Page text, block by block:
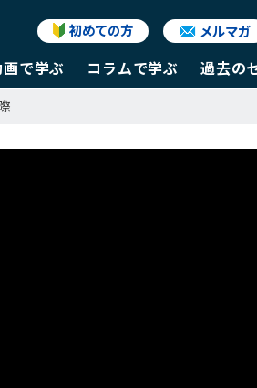
初めての方 メルマガ
で学ぶ コラムで学ぶ 過去の